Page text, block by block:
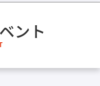
家庭・地域
自然・科学
芸術・文化
ント